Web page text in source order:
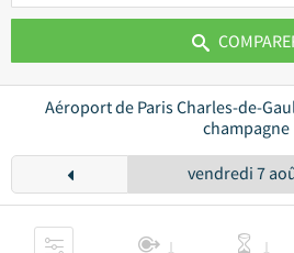
Aéroport de Paris Charles-de-
champagne
vendredi 7